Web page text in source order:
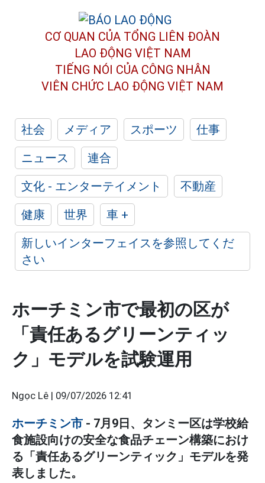
CƠ QUAN CỦA TỔNG LIÊN ĐOÀN
LAO ĐỘNG VIỆT NAM
TIẾNG NÓI CỦA CÔNG NHÂN
VIÊN CHỨC LAO ĐỘNG VIỆT NAM
社会 メディア スポーツ
仕事
ニュース
連合
文化 - エンターテイメント
不動産
健康
世界
車 +
新しいインターフェイスを参照してくだ
さい
ホーチミン市で最初の区が
「責任あるグリーンティッ
ク」モデルを試験運用
Ngọc Lê | 09/07/2026 12:41
ホーチミン市 - 7月9日、タンミー区は学校給
食施設向けの安全な食品チェーン構築におけ
る「責任あるグリーンティック」モデルを発
表しました。